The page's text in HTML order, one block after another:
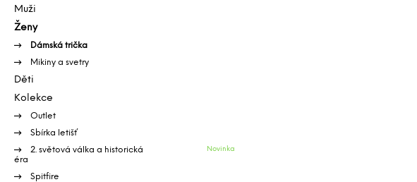
Muži
Ženy
Dámská trička
Mikiny a svetry
Děti
Kolekce
Outlet
Sbírka letišť
2. světová válka a historická
éra
Spitfire
Novinka